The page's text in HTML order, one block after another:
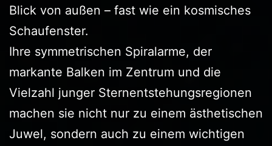
Blick von außen – fast wie ein kosmisches
Schaufenster.
Ihre symmetrischen Spiralarme, der
markante Balken im Zentrum und die
Vielzahl junger Sternentstehungsregionen
machen sie nicht nur zu einem ästhetischen
Juwel, sondern auch zu einem wichtigen